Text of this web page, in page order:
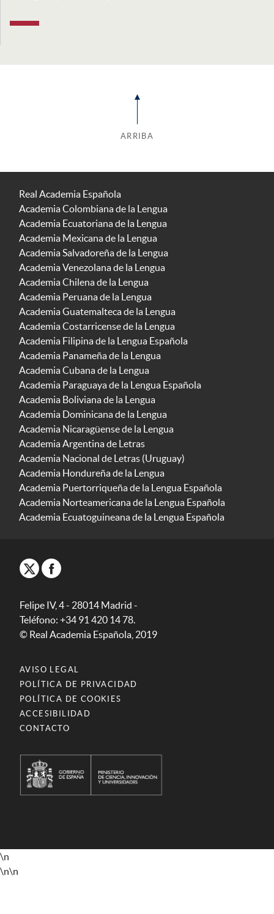
ARRIBA
Real Academia Española
Academia Colombiana de la Lengua
Academia Ecuatoriana de la Lengua
Academia Mexicana de la Lengua
Academia Salvadoreña de la Lengua
Academia Venezolana de la Lengua
Academia Chilena de la Lengua
Academia Peruana de la Lengua
Academia Guatemalteca de la Lengua
Academia Costarricense de la Lengua
Academia Filipina de la Lengua Española
Academia Panameña de la Lengua
Academia Cubana de la Lengua
Academia Paraguaya de la Lengua Española
Academia Boliviana de la Lengua
Academia Dominicana de la Lengua
Academia Nicaragüense de la Lengua
Academia Argentina de Letras
Academia Nacional de Letras (Uruguay)
Academia Hondureña de la Lengua
Academia Puertorriqueña de la Lengua Española
Academia Norteamericana de la Lengua Española
Academia Ecuatoguineana de la Lengua Española
Felipe IV, 4 - 28014 Madrid -
Teléfono: +34 91 420 14 78.
© Real Academia Española, 2019
AVISO LEGAL
POLÍTICA DE PRIVACIDAD
POLÍTICA DE COOKIES
ACCESIBILIDAD
CONTACTO
\n
\n\n